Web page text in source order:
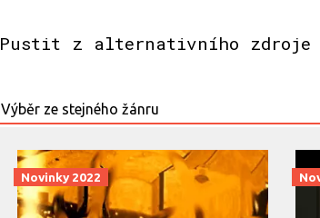
Pustit z alternativního zdroje
Novinky 2022